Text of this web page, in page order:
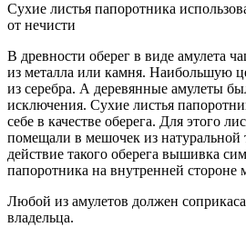
Сухие листья папоротника
от нечисти
В древности оберег в виде амулета
из металла или камня. Наибольшую
из серебра. А деревянные амулеты
исключения. Сухие листья
себе в качестве оберега. Для этого
помещали в мешочек из натуральной
действие такого оберега вышивка
папоротника на внутренней стороне
Любой из амулетов должен
владельца.